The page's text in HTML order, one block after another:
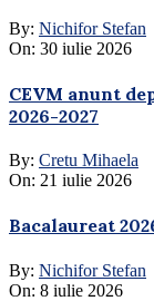
By: Nichifor Stefan
On: 30 iulie 2026
CEVM anunt
2026-2027
By: Cretu Mihaela
On: 21 iulie 2026
Bacalaureat
By: Nichifor Stefan
On: 8 iulie 2026